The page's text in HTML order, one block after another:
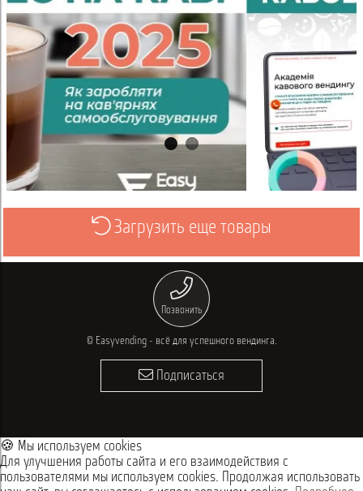
Просмотреть
Загрузить еще товары
Позвонить
© Easyvending - всё для успешного вендинга.
Подписаться
🍪 Мы используем cookies
Для улучшения работы сайта и его взаимодействия с
пользователями мы используем cookies. Продолжая использовать